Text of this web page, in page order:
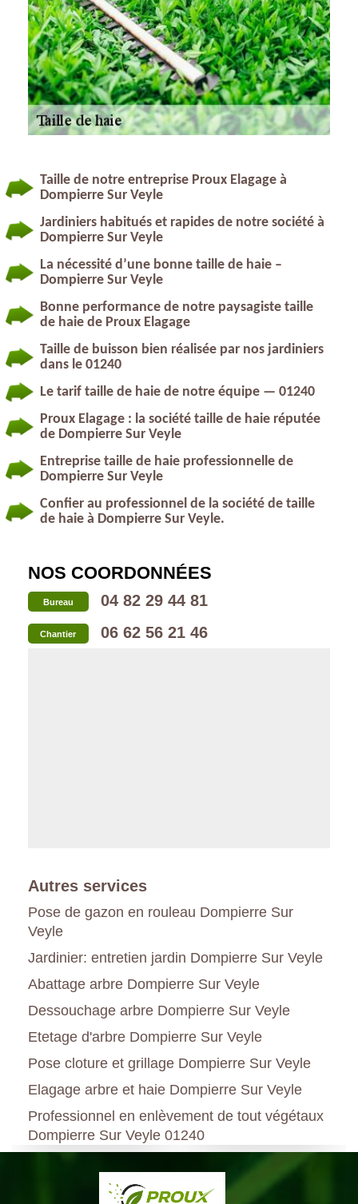
Taille de notre entreprise Proux Elagage à
Dompierre Sur Veyle
Jardiniers habitués et rapides de notre société à
Dompierre Sur Veyle
La nécessité d’une bonne taille de haie –
Dompierre Sur Veyle
Bonne performance de notre paysagiste taille
de haie de Proux Elagage
Taille de buisson bien réalisée par nos jardiniers
dans le 01240
Le tarif taille de haie de notre équipe — 01240
Proux Elagage : la société taille de haie réputée
de Dompierre Sur Veyle
Entreprise taille de haie professionnelle de
Dompierre Sur Veyle
Confier au professionnel de la société de taille
de haie à Dompierre Sur Veyle.
NOS COORDONNÉES
Bureau 04 82 29 44 81
Chantier 06 62 56 21 46
Autres services
Pose de gazon en rouleau Dompierre Sur
Veyle
Jardinier: entretien jardin Dompierre Sur Veyle
Abattage arbre Dompierre Sur Veyle
Dessouchage arbre Dompierre Sur Veyle
Etetage d'arbre Dompierre Sur Veyle
Pose cloture et grillage Dompierre Sur Veyle
Elagage arbre et haie Dompierre Sur Veyle
Professionnel en enlèvement de tout végétaux
Dompierre Sur Veyle 01240